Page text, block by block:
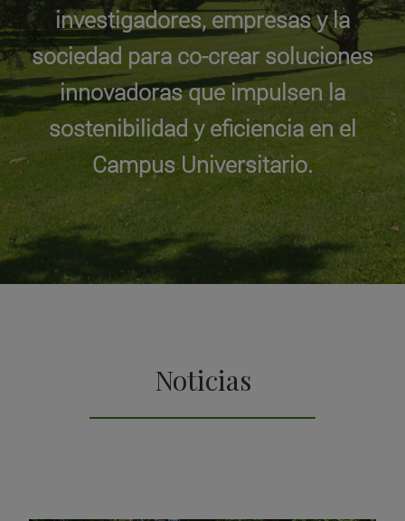
investigadores, empresas y la
sociedad para co-crear soluciones
innovadoras que impulsen la
sostenibilidad y eficiencia en el
Campus Universitario.
Noticias